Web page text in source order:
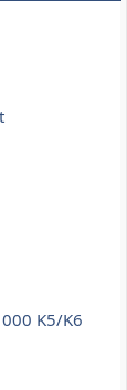
K5/K6